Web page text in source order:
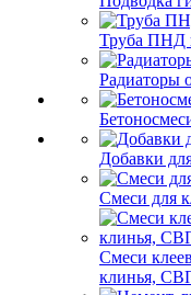
Труба ПНД
Радиаторы
Добавки
Смеси для
Смеси
клинья,